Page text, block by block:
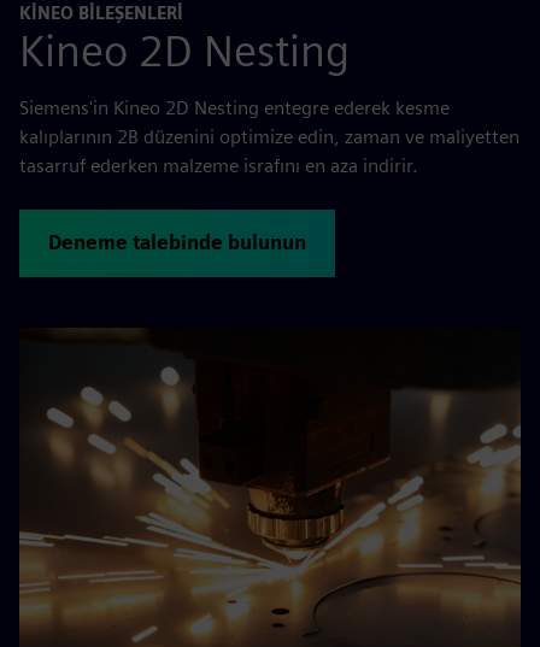
KİNEO BİLEŞENLERİ
Kineo 2D Nesting
Siemens'in Kineo 2D Nesting entegre ederek kesme
kalıplarının 2B düzenini optimize edin, zaman ve maliyetten
tasarruf ederken malzeme israfını en aza indirir.
Deneme talebinde bulunun